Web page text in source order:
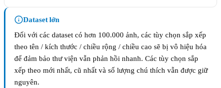
Dataset lớn
Đối với các dataset có hơn 100.000 ảnh, các tùy chọn sắp xếp
theo tên / kích thước / chiều rộng / chiều cao sẽ bị vô hiệu hóa
để đảm bảo thư viện vẫn phản hồi nhanh. Các tùy chọn sắp
xếp theo mới nhất, cũ nhất và số lượng chú thích vẫn được giữ
nguyên.